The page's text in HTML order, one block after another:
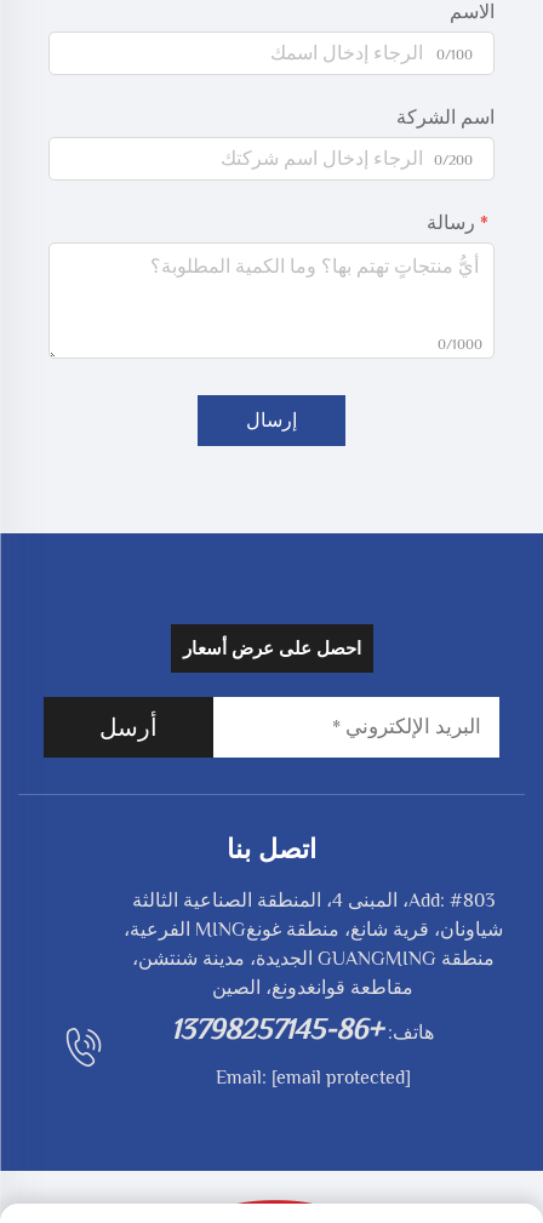
الاسم
0/100
اسم الشركة
0/200
رسالة
0/1000
إرسال
احصل على عرض أسعار
أرسل
اتصل بنا
Add: #803، المبنى 4، المنطقة الصناعية الثالثة
شياونان، قرية شانغ، منطقة غونغMING الفرعية،
منطقة GUANGMING الجديدة، مدينة شنتشن،
مقاطعة قوانغدونغ، الصين
هاتف: +86-13798257145
Email: [email protected]